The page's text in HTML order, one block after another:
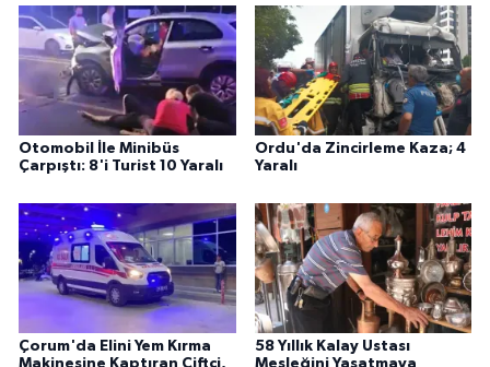
Otomobil İle Minibüs
Çarpıştı: 8'i Turist 10 Yaralı
Ordu'da Zincirleme Kaza; 4
Yaralı
Çorum'da Elini Yem Kırma
Makinesine Kaptıran Çiftçi,
58 Yıllık Kalay Ustası
Mesleğini Yaşatmaya